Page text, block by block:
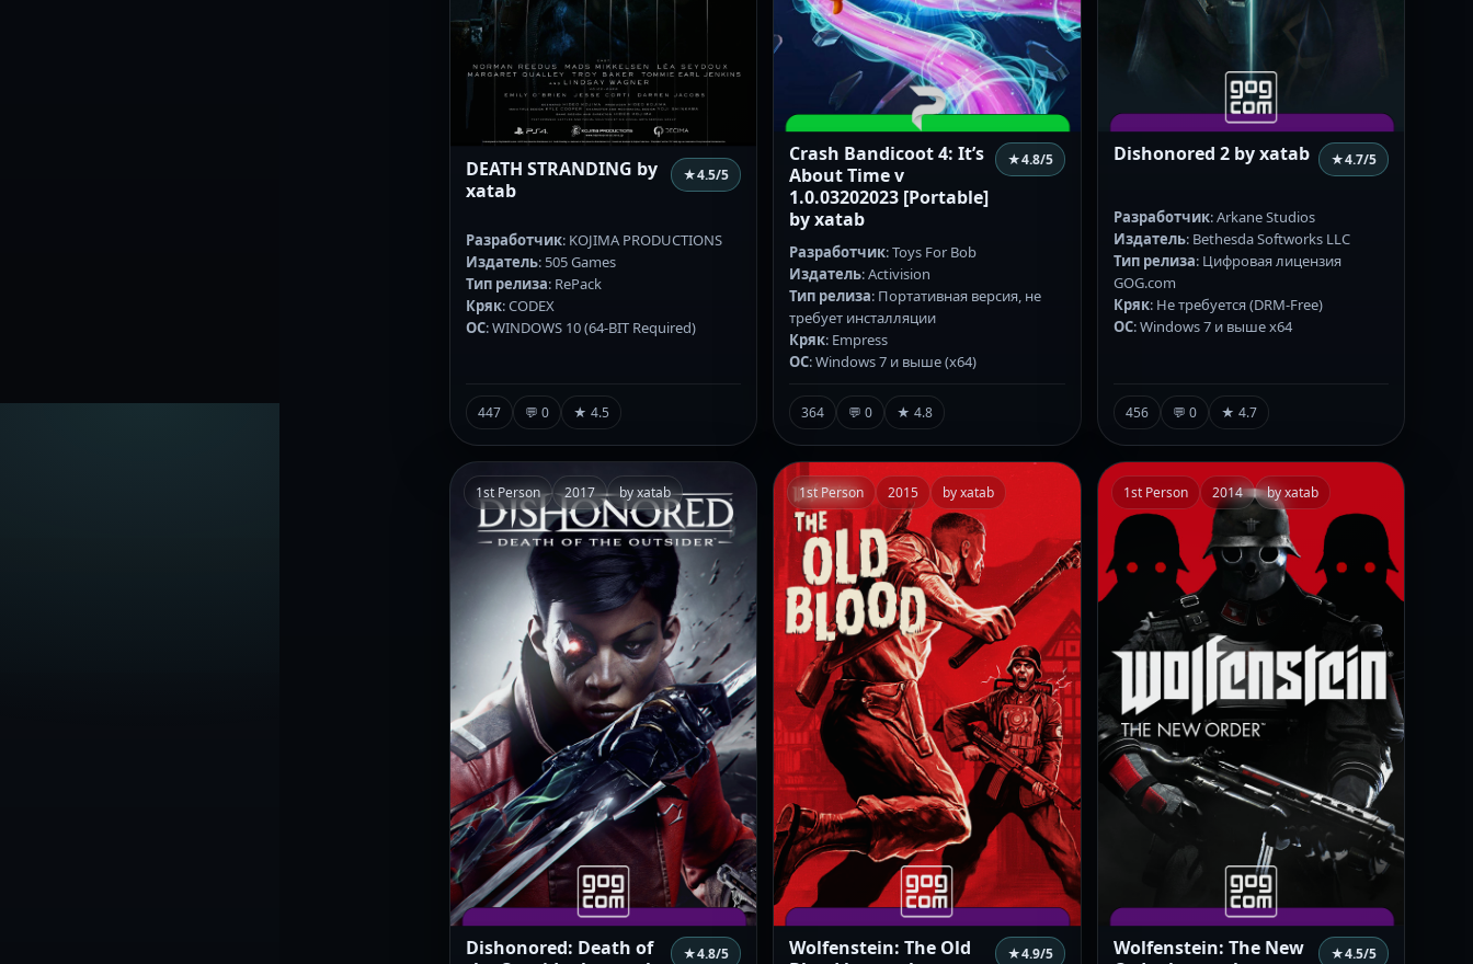
DEATH STRANDING by
xatab
★4.5/5
Разработчик: KOJIMA PRODUCTIONS
Издатель: 505 Games
Тип релиза: RePack
Кряк: CODEX
ОС: WINDOWS 10 (64-BIT Required)
447 💬 0 ★ 4.5
Crash Bandicoot 4: It’s
About Time v
1.0.03202023 [Portable]
by xatab
★4.8/5
Разработчик: Toys For Bob
Издатель: Activision
Тип релиза: Портативная версия, не
требует инсталляции
Кряк: Empress
ОС: Windows 7 и выше (х64)
364 💬 0 ★ 4.8
Dishonored 2 by xatab ★4.7/5
Разработчик: Arkane Studios
Издатель: Bethesda Softworks LLC
Тип релиза: Цифровая лицензия
GOG.com
Кряк: Не требуется (DRM-Free)
ОС: Windows 7 и выше x64
456 💬 0 ★ 4.7
1st Person 2017 by xatab
Dishonored: Death of
★4.8/5
1st Person 2015 by xatab
Wolfenstein: The Old
★4.9/5
1st Person 2014 by xatab
Wolfenstein: The New
★4.5/5